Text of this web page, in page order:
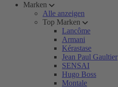
Marken
Alle anzeigen
Top Marken
Lancôme
Armani
Kérastase
Jean Paul Gaultier
SENSAI
Hugo Boss
Montale